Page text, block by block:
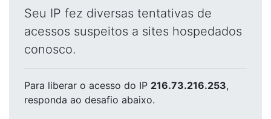
Seu IP fez diversas tentativas de
acessos suspeitos a sites hospedados
conosco.
Para liberar o acesso do IP 216.73.216.253,
responda ao desafio abaixo.